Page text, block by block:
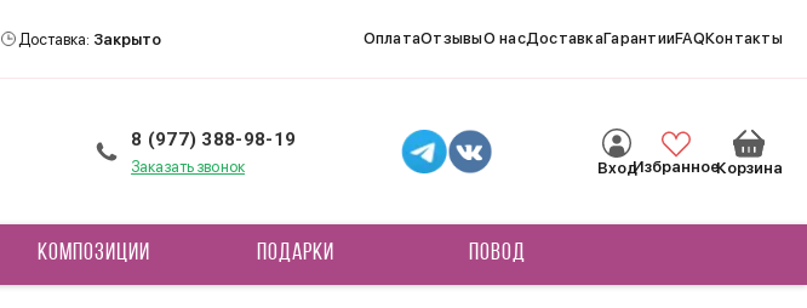
Доставка: Закрыто ОплатаОтзывыО насДоставкаГарантииFAQКонтакты
8 (977) 388-98-19
Заказать звонок ВходИзбранноеКорзина
КОМПОЗИЦИИ ПОДАРКИ ПОВОД